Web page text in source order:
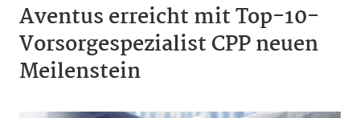
Verwaltung
NewsroomZUM BAV PORTAL
Aventus erreicht mit Top-10-
Vorsorgespezialist CPP neuen
Meilenstein